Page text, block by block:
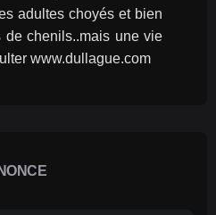
adultes choyés et bien
de chenils..mais une vie
www.dullague.com